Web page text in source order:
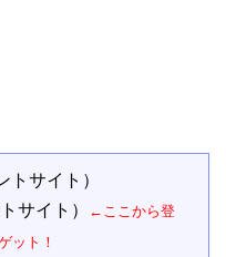
トサイト）
サイト）
←ここから登
ット！